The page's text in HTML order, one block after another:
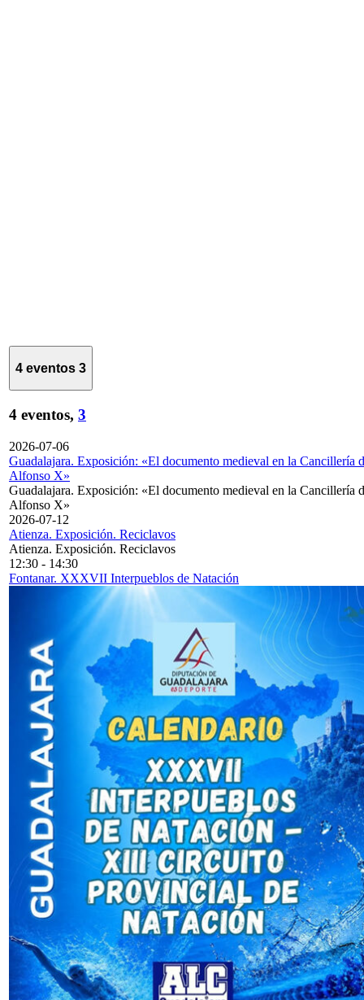
4 eventos 3
4 eventos, 3
2026-07-06
Guadalajara. Exposición: «El documento medieval en la Cancillería
Alfonso X»
Guadalajara. Exposición: «El documento medieval en la Cancillería
Alfonso X»
2026-07-12
Atienza. Exposición. Reciclavos
Atienza. Exposición. Reciclavos
12:30 - 14:30
Fontanar. XXXVII Interpueblos de Natación